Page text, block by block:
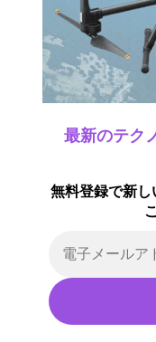
最新のテク
無料登録で新し